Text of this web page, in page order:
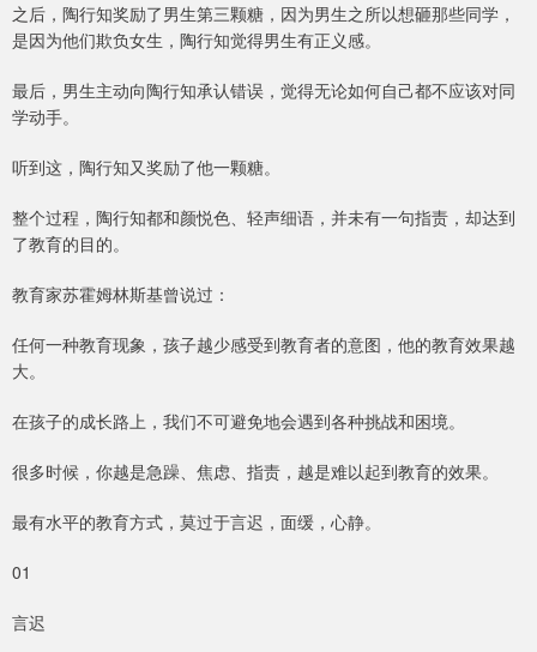
之后，陶行知奖励了男生第三颗糖，因为男生之所以想砸那些同学，
是因为他们欺负女生，陶行知觉得男生有正义感。
最后，男生主动向陶行知承认错误，觉得无论如何自己都不应该对同
学动手。
听到这，陶行知又奖励了他一颗糖。
整个过程，陶行知都和颜悦色、轻声细语，并未有一句指责，却达到
了教育的目的。
教育家苏霍姆林斯基曾说过：
任何一种教育现象，孩子越少感受到教育者的意图，他的教育效果越
大。
在孩子的成长路上，我们不可避免地会遇到各种挑战和困境。
很多时候，你越是急躁、焦虑、指责，越是难以起到教育的效果。
最有水平的教育方式，莫过于言迟，面缓，心静。
01
言迟